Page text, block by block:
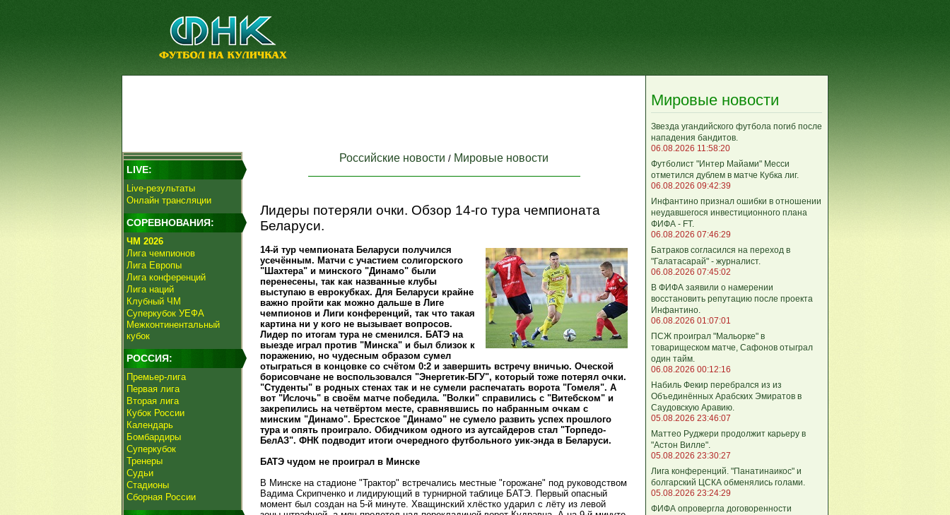
LIVE:
Live-результаты
Онлайн трансляции
СОРЕВНОВАНИЯ:
ЧМ 2026
Лига чемпионов
Лига Европы
Лига конференций
Лига наций
Клубный ЧМ
Суперкубок УЕФА
Межконтинентальный
кубок
РОССИЯ:
Премьер-лига
Первая лига
Вторая лига
Кубок России
Календарь
Бомбардиры
Суперкубок
Тренеры
Судьи
Стадионы
Сборная России
Российские новости / Мировые новости
Лидеры потеряли очки. Обзор 14-го тура чемпионата
Беларуси.
14-й тур чемпионата Беларуси получился
усечённым. Матчи с участием солигорского
"Шахтера" и минского "Динамо" были
перенесены, так как названные клубы
выступаю в еврокубках. Для Беларуси крайне
важно пройти как можно дальше в Лиге
чемпионов и Лиги конференций, так что такая
картина ни у кого не вызывает вопросов.
Лидер по итогам тура не сменился. БАТЭ на
выезде играл против "Минска" и был близок к
поражению, но чудесным образом сумел
отыграться в концовке со счётом 0:2 и завершить встречу вничью. Оческой
борисовчане не воспользовался "Энергетик-БГУ", который тоже потерял очки.
"Студенты" в родных стенах так и не сумели распечатать ворота "Гомеля". А
вот "Ислочь" в своём матче победила. "Волки" справились с "Витебском" и
закрепились на четвёртом месте, сравнявшись по набранным очкам с
минским "Динамо". Брестское "Динамо" не сумело развить успех прошлого
тура и опять проиграло. Обидчиком одного из аутсайдеров стал "Торпедо-
БелАЗ". ФНК подводит итоги очередного футбольного уик-энда в Беларуси.
БАТЭ чудом не проиграл в Минске
В Минске на стадионе "Трактор" встречались местные "горожане" под руководством
Вадима Скрипченко и лидирующий в турнирной таблице БАТЭ. Первый опасный
момент был создан на 5-й минуте. Хващинский хлёстко ударил с лёту из левой
Мировые новости
Звезда угандийского футбола погиб после
нападения бандитов.
06.08.2026 11:58:20
Футболист "Интер Майами" Месси
отметился дублем в матче Кубка лиг.
06.08.2026 09:42:39
Инфантино признал ошибки в отношении
неудавшегося инвестиционного плана
ФИФА - FT.
06.08.2026 07:46:29
Батраков согласился на переход в
"Галатасарай" - журналист.
06.08.2026 07:45:02
В ФИФА заявили о намерении
восстановить репутацию после проекта
Инфантино.
06.08.2026 01:07:01
ПСЖ проиграл "Мальорке" в
товарищеском матче, Сафонов отыграл
один тайм.
06.08.2026 00:12:16
Набиль Фекир перебрался из из
Объединённых Арабских Эмиратов в
Саудовскую Аравию.
05.08.2026 23:46:07
Маттео Руджери продолжит карьеру в
"Астон Вилле".
05.08.2026 23:30:27
Лига конференций. "Панатинаикос" и
болгарский ЦСКА обменялись голами.
05.08.2026 23:24:29
ФИФА опровергла договоренности